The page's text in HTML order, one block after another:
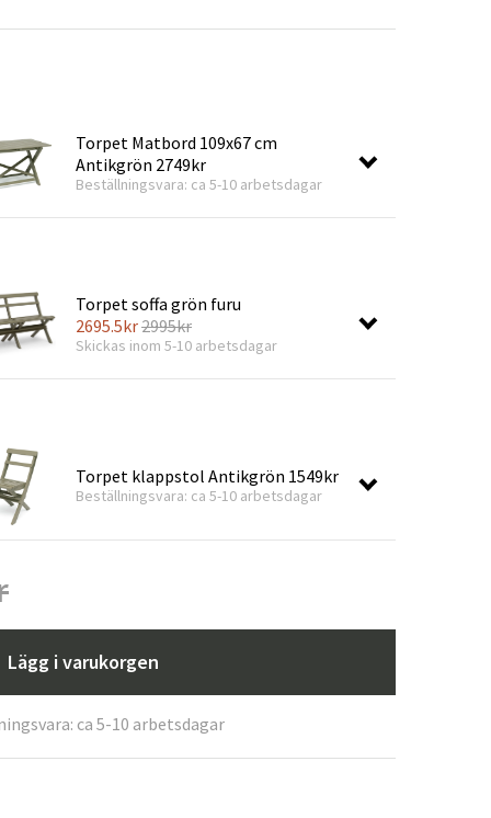
Torpet Matbord 109x67 cm
Antikgrön 2749kr
Beställningsvara: ca 5-10 arbetsdagar
Torpet soffa grön furu
2695.5kr2995kr
Skickas inom 5-10 arbetsdagar
Torpet klappstol Antikgrön 1549kr
Beställningsvara: ca 5-10 arbetsdagar
Lägg i varukorgen
ca 5-10 arbetsdagar